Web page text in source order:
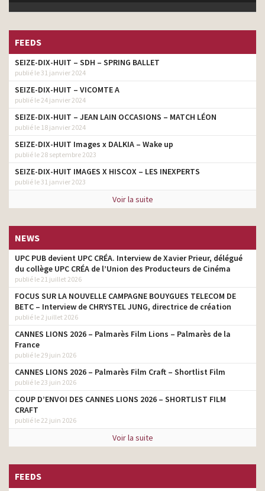
FEEDS
SEIZE-DIX-HUIT – SDH – SPRING BALLET
publié le 31 janvier 2024
SEIZE-DIX-HUIT – VICOMTE A
publié le 24 janvier 2024
SEIZE-DIX-HUIT – JEAN LAIN OCCASIONS – MATCH LÉON
publié le 18 janvier 2024
SEIZE-DIX-HUIT Images x DALKIA – Wake up
publié le 28 septembre 2023
SEIZE-DIX-HUIT IMAGES X HISCOX – LES INEXPERTS
publié le 31 janvier 2023
Voir la suite
NEWS
UPC PUB devient UPC CRÉA. Interview de Xavier Prieur, délégué
du collège UPC CRÉA de l’Union des Producteurs de Cinéma
publié le 21 juillet 2026
FOCUS SUR LA NOUVELLE CAMPAGNE BOUYGUES TELECOM DE
BETC – Interview de CHRYSTEL JUNG, directrice de création
publié le 2 juillet 2026
CANNES LIONS 2026 – Palmarès Film Lions – Palmarès de la
France
publié le 29 juin 2026
CANNES LIONS 2026 – Palmarès Film Craft – Shortlist Film
publié le 23 juin 2026
COUP D’ENVOI DES CANNES LIONS 2026 – SHORTLIST FILM
CRAFT
publié le 22 juin 2026
Voir la suite
FEEDS